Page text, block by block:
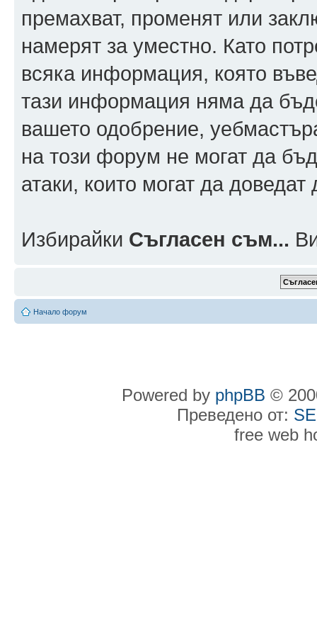
премахват, променят или
намерят за уместно. Като
всяка информация, която
тази информация няма да
вашето одобрение,
на този форум не могат да
атаки, които могат да
Избирайки Съгласен съм...
Начало форум
Powered by phpBB ©
Преведено от:
free web